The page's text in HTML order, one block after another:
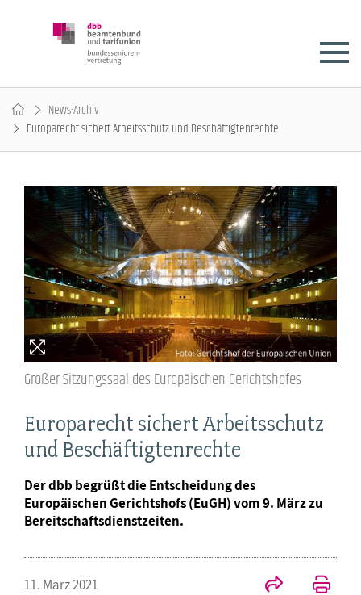
News-Archiv
Europarecht sichert Arbeitsschutz und Beschäftigtenrechte
Großer Sitzungssaal des Europäischen Gerichtshofes
Europarecht sichert Arbeitsschutz
und Beschäftigtenrechte
Der dbb begrüßt die Entscheidung des
Europäischen Gerichtshofs (EuGH) vom 9. März zu
Bereitschaftsdienstzeiten.
11. März 2021